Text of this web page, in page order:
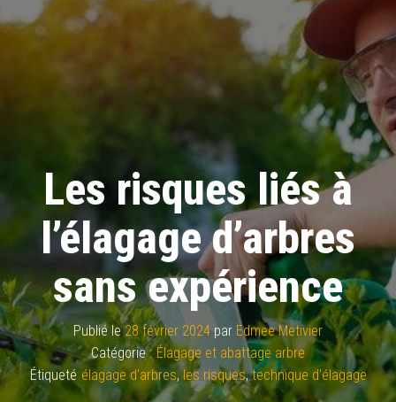
Les risques liés à
l’élagage d’arbres
sans expérience
Publié le28 février 2024par Edmee Metivier
Catégorie : Élagage et abattage arbre
Étiqueté élagage d'arbres,les risques,technique d'élagage